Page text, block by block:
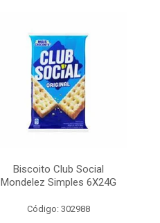
Biscoito Club Social
Mondelez Simples 6X24G
Código: 302988